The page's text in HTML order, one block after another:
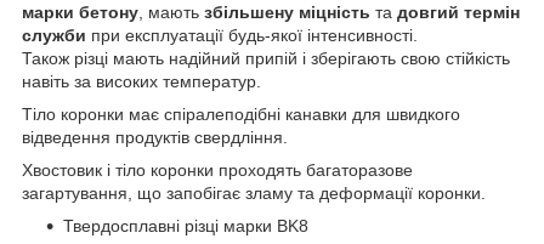
марки бетону , мають збільшену міцність та довгий термін
служби при експлуатації будь-якої інтенсивності.
Також різці мають надійний припій і зберігають свою стійкість
навіть за високих температур.
Тіло коронки має спіралеподібні канавки для швидкого
відведення продуктів свердління.
Хвостовик і тіло коронки проходять багаторазове
загартування, що запобігає зламу та деформації коронки.
Твердосплавні різці марки BK8